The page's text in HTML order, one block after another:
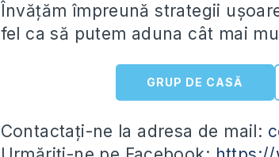
Învățăm împreună strategii
fel ca să putem aduna cât mai
GRUP DE CASĂ
Contactați-ne la adresa de mail: